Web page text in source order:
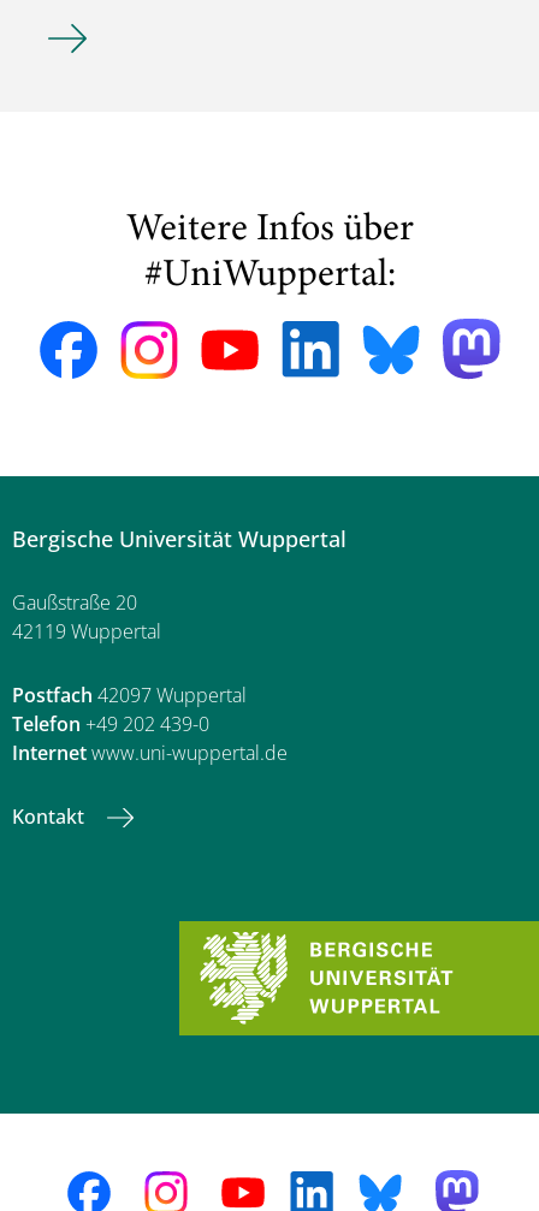
Streetfood@Campus-Festival & Open Campus Days
Weitere Infos über
#UniWuppertal:
Bergische Universität Wuppertal
Gaußstraße 20
42119 Wuppertal
Postfach 42097 Wuppertal
Telefon +49 202 439-0
Internetwww.uni-wuppertal.de
Kontakt